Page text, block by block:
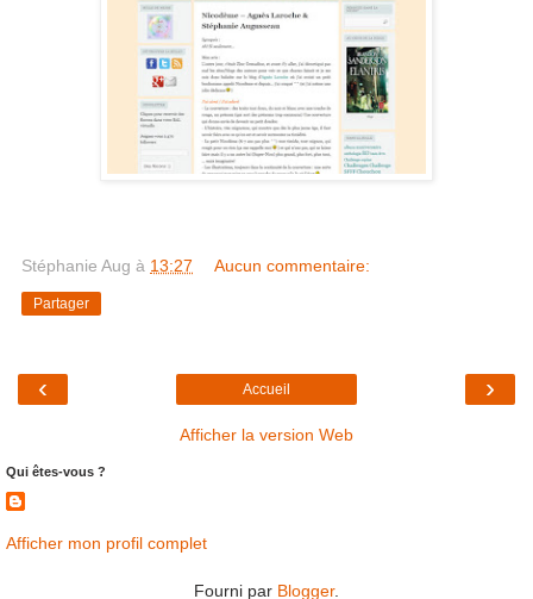
Stéphanie Aug à 13:27 Aucun commentaire:
Partager
‹ ›
Accueil
Afficher la version Web
Qui êtes-vous ?
Afficher mon profil complet
Fourni par Blogger.